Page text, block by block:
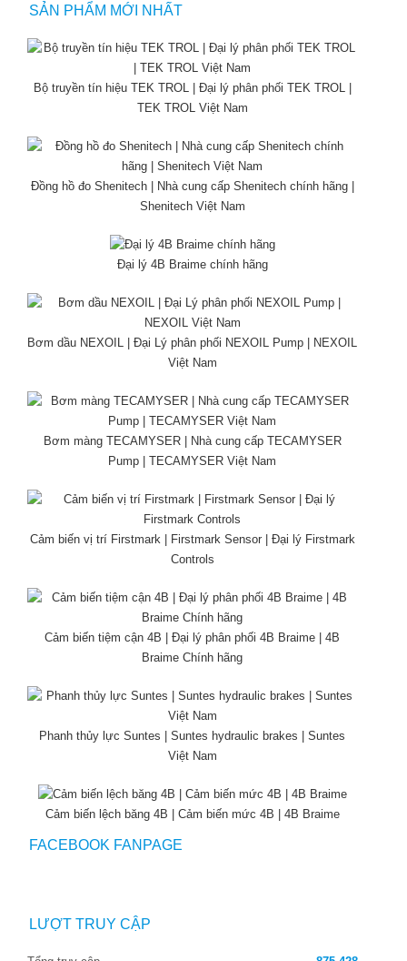
SẢN PHẨM MỚI NHẤT
Bộ truyền tín hiệu TEK TROL | Đại lý phân phối TEK TROL |
TEK TROL Việt Nam
Đồng hồ đo Shenitech | Nhà cung cấp Shenitech chính hãng |
Shenitech Việt Nam
Đại lý 4B Braime chính hãng
Bơm dầu NEXOIL | Đại Lý phân phối NEXOIL Pump | NEXOIL
Việt Nam
Bơm màng TECAMYSER | Nhà cung cấp TECAMYSER
Pump | TECAMYSER Việt Nam
Cảm biến vị trí Firstmark | Firstmark Sensor | Đại lý Firstmark
Controls
Cảm biến tiệm cận 4B | Đại lý phân phối 4B Braime | 4B
Braime Chính hãng
Phanh thủy lực Suntes | Suntes hydraulic brakes | Suntes
Việt Nam
Cảm biến lệch băng 4B | Cảm biến mức 4B | 4B Braime
FACEBOOK FANPAGE
LƯỢT TRUY CẬP